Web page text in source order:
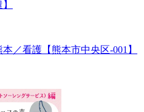
／看護【熊本市中央区-001】